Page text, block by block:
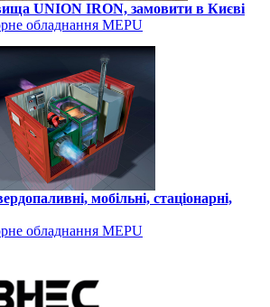
UNION IRON, замовити в Києві
обладнання MEPU
мобільні, стаціонарні,
обладнання MEPU